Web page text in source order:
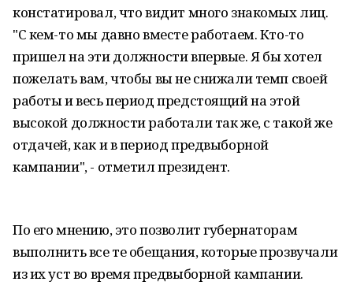
констатировал, что видит много знакомых лиц.
"С кем-то мы давно вместе работаем. Кто-то
пришел на эти должности впервые. Я бы хотел
пожелать вам, чтобы вы не снижали темп своей
работы и весь период предстоящий на этой
высокой должности работали так же, с такой же
отдачей, как и в период предвыборной
кампании", - отметил президент.
По его мнению, это позволит губернаторам
выполнить все те обещания, которые прозвучали
из их уст во время предвыборной кампании.